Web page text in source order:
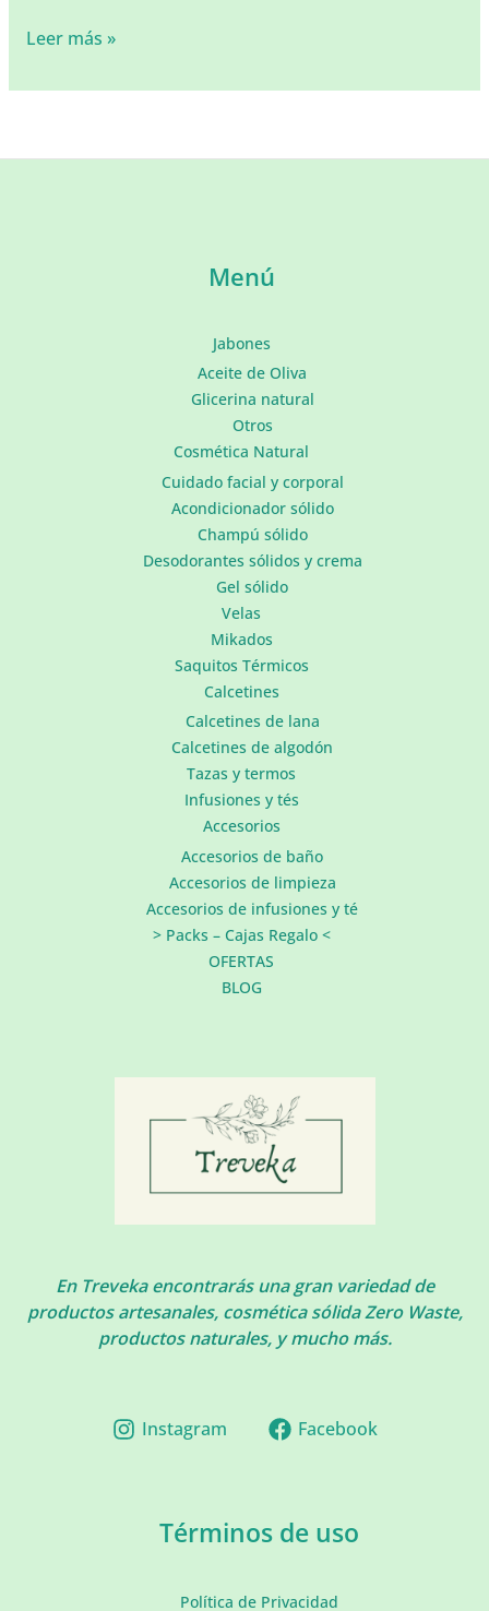
🍃
tu
Leer más »
Menú
Jabones
Aceite de Oliva
Glicerina natural
Otros
Cosmética Natural
Cuidado facial y corporal
Acondicionador sólido
Champú sólido
Desodorantes sólidos y crema
Gel sólido
Velas
Mikados
Saquitos Térmicos
Calcetines
Calcetines de lana
Calcetines de algodón
Tazas y termos
Infusiones y tés
Accesorios
Accesorios de baño
Accesorios de limpieza
Accesorios de infusiones y té
> Packs – Cajas Regalo <
OFERTAS
BLOG
En Treveka encontrarás una gran variedad de
productos artesanales, cosmética sólida Zero Waste,
productos naturales, y mucho más.
Instagram Facebook
Términos de uso
Política de Privacidad